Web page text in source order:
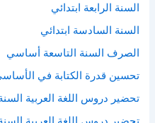
السنة الرابعة ابتدائي
السنة السادسة ابتدائي
الصرف السنة التاسعة أساسي
تحسين قدرة الكتابة في
تحضير دروس اللغة العربية